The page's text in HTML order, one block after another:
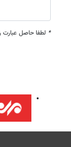
* لطفا حاصل عبارت